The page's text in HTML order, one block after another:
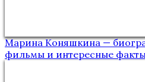
Марина Коняшкина —
фильмы и интересные